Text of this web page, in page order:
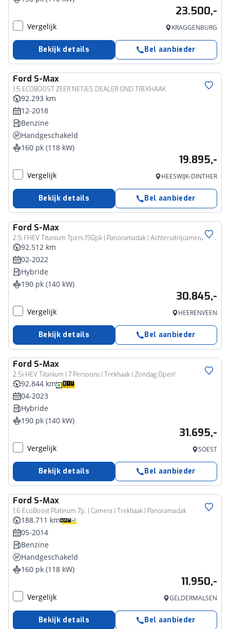
23.500,-
Vergelijk KRAGGENBURG
Bekijk details Bel aanbieder
Ford S-Max
1.5 ECOBOOST ZEER NETJES DEALER OND TREKHAAK
92.293 km
12-2018
Benzine
Handgeschakeld
160 pk (118 kW)
19.895,-
Vergelijk HEESWIJK-DINTHER
Bekijk details Bel aanbieder
Ford S-Max
2.5 FHEV Titanium 7pers 190pk | Panoramadak | Achteruitrijcamera | Stoelverwarming | Ambient Lightning | SYNC 3 Navigatie
92.512 km
02-2022
Hybride
190 pk (140 kW)
30.845,-
Vergelijk HEERENVEEN
Bekijk details Bel aanbieder
Ford S-Max
2.5i HEV Titanium | 7 Persoons | Trekhaak | Zondag Open!
92.844 km
04-2023
Hybride
190 pk (140 kW)
31.695,-
Vergelijk SOEST
Bekijk details Bel aanbieder
Ford S-Max
1.6 EcoBoost Platinum 7p. | Camera | Trekhaak | Panoramadak
188.711 km
05-2014
Benzine
Handgeschakeld
160 pk (118 kW)
11.950,-
Vergelijk GELDERMALSEN
Bekijk details Bel aanbieder